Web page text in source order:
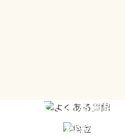
よくある質問
料金